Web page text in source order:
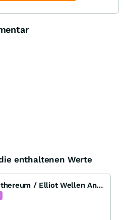
enthaltenen Werte
Meine Einschätzung zu Ethereum / Elliot Wellen Analyse